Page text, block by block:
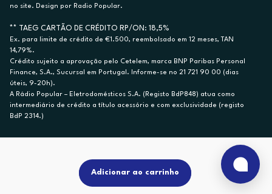
Adicionar ao carrinho
no site. Design por Radio Popular.
** TAEG CARTÃO DE CRÉDITO RP/ON: 18,5%
Ex. para limite de crédito de €1.500, reembolsado em 12 meses, TAN
14,79%.
Crédito sujeito a aprovação pelo Cetelem, marca BNP Paribas Personal
Finance, S.A., Sucursal em Portugal. Informe-se no 21 721 90 00 (dias
úteis, 9-20h).
A Rádio Popular – Eletrodomésticos S.A. (Registo BdP848) atua como
intermediário de crédito a título acessório e com exclusividade (registo
BdP 2314.)